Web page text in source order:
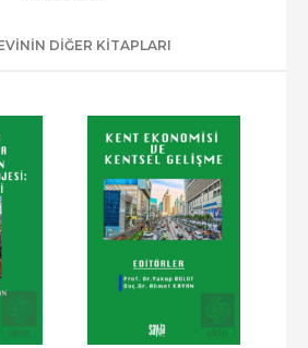
DIĞER KITAPLARI